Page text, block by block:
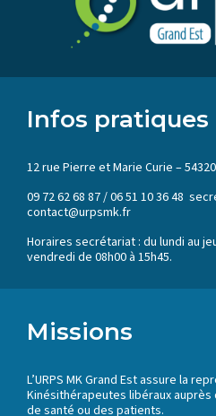
Infos pratiques
12 rue Pierre et Marie Curie –
09 72 62 68 87 / 06 51 10 36 48
contact@urpsmk.fr
Horaires secrétariat : du lundi au
vendredi de 08h00 à 15h45.
Missions
L’URPS MK Grand Est assure la
Kinésithérapeutes libéraux
de santé ou des patients.